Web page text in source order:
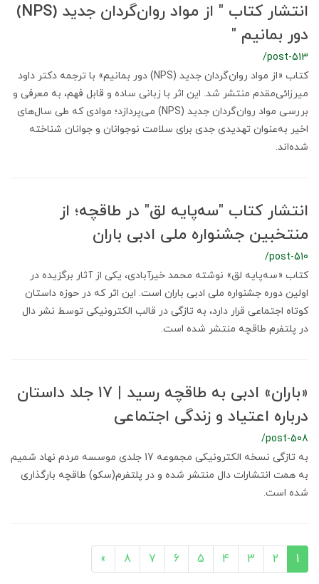
انتشار کتاب " از مواد روان‌گردان جدید (NPS)
دور بمانیم "
/post-513
کتاب «از مواد روان‌گردان جدید (NPS) دور بمانیم» با ترجمه دکتر داود
میرزائی‌مقدم منتشر شد. این اثر با زبانی ساده و قابل فهم، به معرفی و
بررسی مواد روان‌گردان جدید (NPS) می‌پردازد؛ موادی که طی سال‌های
اخیر به‌عنوان تهدیدی جدی برای سلامت نوجوانان و جوانان شناخته
شده‌اند.
انتشار کتاب "سه‌پایه لق" در طاقچه؛ از
منتخبین جشنواره ملی ادبی باران
/post-510
کتاب «سه‌پایه لق» نوشته محمد خیرآبادی، یکی از آثار برگزیده در
اولین دوره جشنواره ملی ادبی باران است. این اثر که در حوزه داستان
کوتاه اجتماعی قرار دارد، به تازگی در قالب الکترونیکی توسط نشر دال
در پلتفرم طاقچه منتشر شده است.
«باران» ادبی به طاقچه رسید | ۱۷ جلد داستان
درباره اعتیاد و زندگی اجتماعی
/post-508
به تازگی نسخه الکترونیکی مجموعه 17 جلدی موسسه مردم نهاد شمیم
به همت انتشارات دال منتشر شده و در پلتفرم(سکو) طاقچه بارگذاری
شده است.
1
2
3
4
5
6
7
8
»